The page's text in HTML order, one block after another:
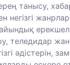
танысу,
негізгі
теледидар
әдістерін,